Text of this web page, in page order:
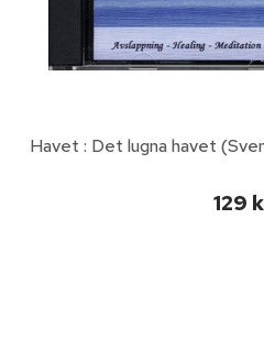
Havet : Det lugna havet
129